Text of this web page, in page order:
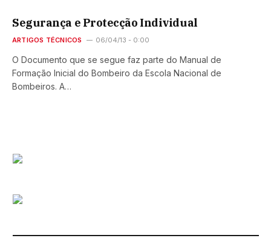
Segurança e Protecção Individual
ARTIGOS TÉCNICOS 06/04/13 - 0:00
O Documento que se segue faz parte do Manual de
Formação Inicial do Bombeiro da Escola Nacional de
Bombeiros. A…